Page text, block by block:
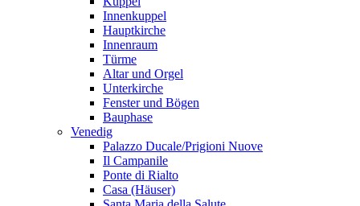
Innenkuppel
Hauptkirche
Innenraum
Türme
Altar und Orgel
Unterkirche
Fenster und Bögen
Bauphase
Venedig
Palazzo Ducale/Prigioni Nuove
Il Campanile
Ponte di Rialto
Casa (Häuser)